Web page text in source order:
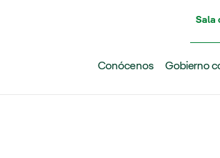
Sala
Conócenos Gobierno